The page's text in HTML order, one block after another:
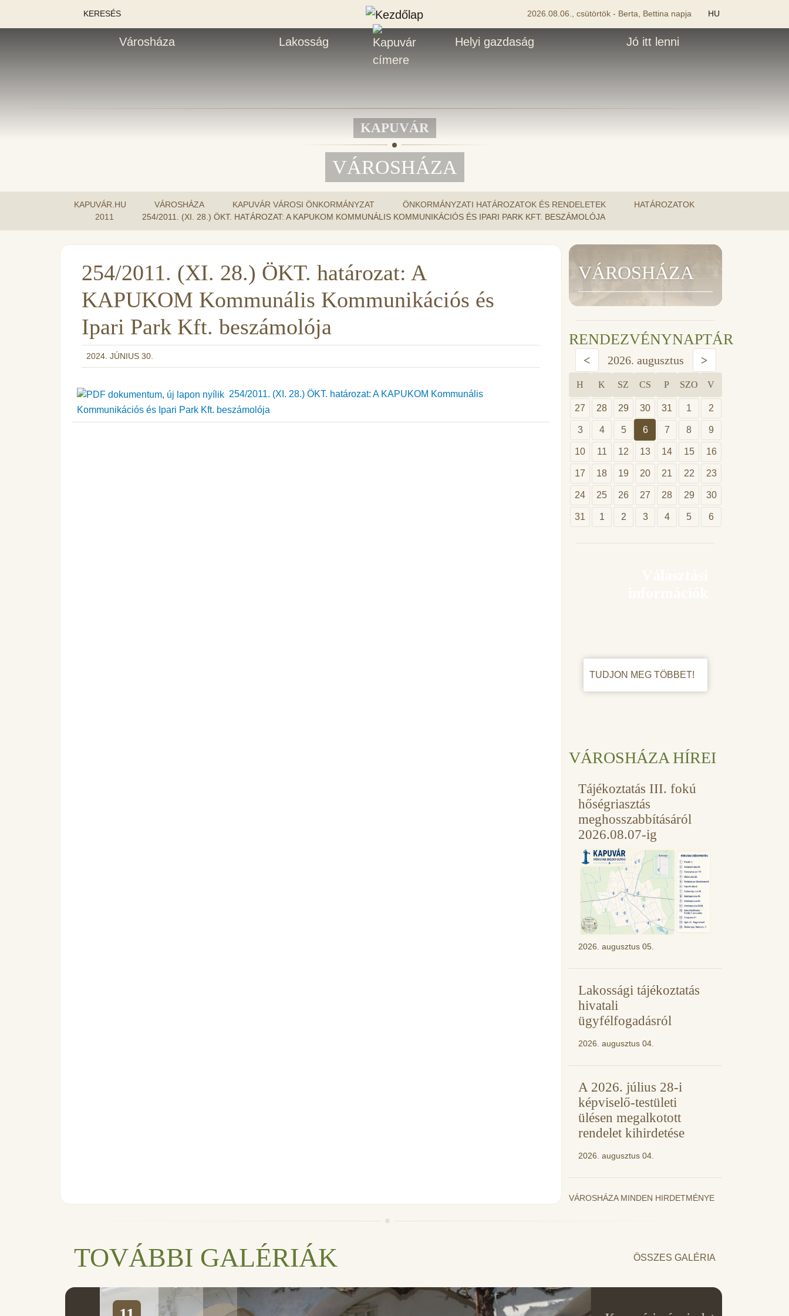
KERESÉS 2026.08.06., csütörtök - Berta, Bettina napja HU
Városháza Lakosság Helyi gazdaság Jó itt lenni
KAPUVÁR
VÁROSHÁZA
KAPUVÁR.HU VÁROSHÁZA KAPUVÁR VÁROSI ÖNKORMÁNYZAT ÖNKORMÁNYZATI HATÁROZATOK ÉS RENDELETEK
HATÁROZATOK
2011
254/2011. (XI. 28.) ÖKT. HATÁROZAT: A KAPUKOM KOMMUNÁLIS KOMMUNIKÁCIÓS ÉS IPARI PARK KFT. BESZÁMOLÓJA
254/2011. (XI. 28.) ÖKT. határozat: A
KAPUKOM Kommunális Kommunikációs és
Ipari Park Kft. beszámolója
2024. JÚNIUS 30.
254/2011. (XI. 28.) ÖKT. határozat: A KAPUKOM Kommunális
Kommunikációs és Ipari Park Kft. beszámolója
VÁROSHÁZA
RENDEZVÉNYNAPTÁR
< 2026. augusztus >
H K SZ CS P SZO V
27 28 29 30 31 1 2
3 4 5 6 7 8 9
10 11 12 13 14 15 16
17 18 19 20 21 22 23
24 25 26 27 28 29 30
31 1 2 3 4 5 6
TUDJON MEG TÖBBET!
VÁROSHÁZA HÍREI
Tájékoztatás III. fokú
hőségriasztás
meghosszabbításáról
2026.08.07-ig
2026. augusztus 05.
Lakossági tájékoztatás
hivatali
ügyfélfogadásról
2026. augusztus 04.
A 2026. július 28-i
képviselő-testületi
ülésen megalkotott
rendelet kihirdetése
2026. augusztus 04.
VÁROSHÁZA MINDEN HIRDETMÉNYE
TOVÁBBI GALÉRIÁK ÖSSZES GALÉRIA